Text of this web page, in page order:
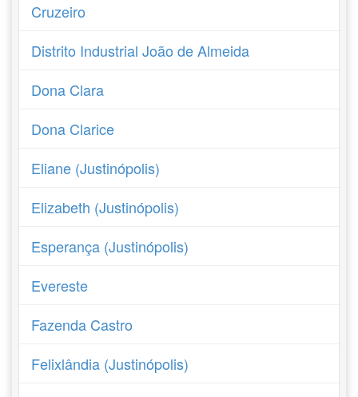
Cruzeiro
Distrito Industrial João de Almeida
Dona Clara
Dona Clarice
Eliane (Justinópolis)
Elizabeth (Justinópolis)
Esperança (Justinópolis)
Evereste
Fazenda Castro
Felixlândia (Justinópolis)